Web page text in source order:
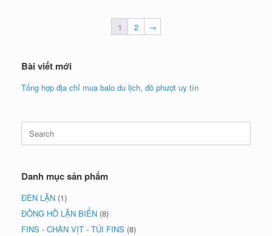
1 2 →
Bài viết mới
Tổng hợp địa chỉ mua balo du lịch, đồ phượt uy tín
for:
Danh mục sản phẩm
ĐÈN LẶN (1)
ĐỒNG HỒ LẶN BIỂN (8)
FINS - CHÂN VỊT - TÚI FINS (8)